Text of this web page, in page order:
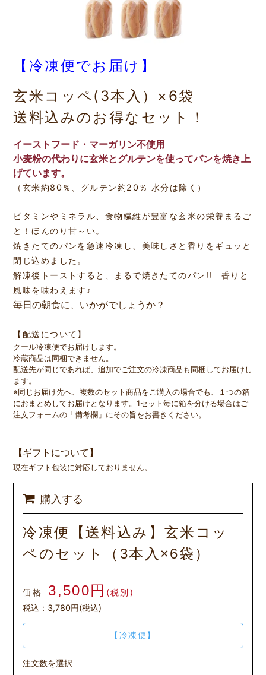
【冷凍便でお届け】
玄米コッペ(3本入）×6袋
送料込みのお得なセット！
イーストフード・マーガリン不使用
小麦粉の代わりに玄米とグルテンを使ってパンを焼き上
げています。
（玄米約80％、グルテン約20％ 水分は除く）
ビタミンやミネラル、食物繊維が豊富な玄米の栄養まるご
と！ほんのり甘～い。
焼きたてのパンを急速冷凍し、美味しさと香りをギュッと
閉じ込めました。
解凍後トーストすると、まるで焼きたてのパン!! 香りと
風味を味わえます♪
毎日の朝食に、いかがでしょうか？
【配送について】
クール冷凍便でお届けします。
冷蔵商品は同梱できません。
配送先が同じであれば、追加でご注文の冷凍商品も同梱してお届けし
ます。
※同じお届け先へ、複数のセット商品をご購入の場合でも、１つの箱
におまとめしてお届けとなります。1セット毎に箱を分ける場合はご
注文フォームの「備考欄」にその旨をお書きください。
【ギフトについて】
現在ギフト包装に対応しておりません。
購入する
冷凍便【送料込み】玄米コッ
ペのセット（3本入×6袋）
価格 3,500円 (税別)
税込：3,780円(税込)
【冷凍便】
注文数を選択